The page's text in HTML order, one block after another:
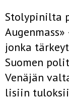
Stolypinilta
jonka
Suomen
Venäjän
lisiin